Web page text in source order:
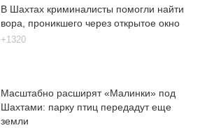
В Шахтах криминалисты помогли найти
вора, проникшего через открытое окно
+1320
Масштабно расширят «Малинки» под
Шахтами: парку птиц передадут еще
земли